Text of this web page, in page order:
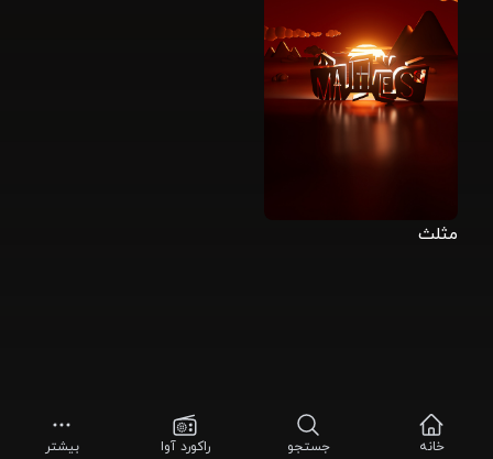
مثلث
خانه جستجو راکورد آوا بیشتر